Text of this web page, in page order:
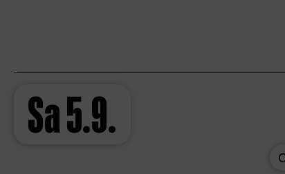
Sa5.9.